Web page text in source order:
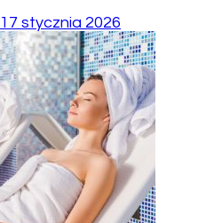
17 stycznia 2026